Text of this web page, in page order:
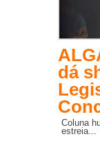
dá
Coluna
estreia...